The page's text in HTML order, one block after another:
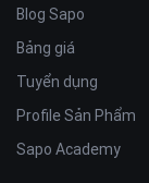
Blog Sapo
Bảng giá
Tuyển dụng
Profile Sản Phẩm
Sapo Academy